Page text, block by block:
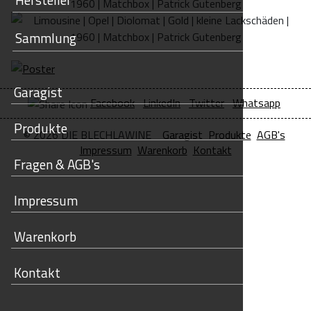
Sammlung
Garagist
Produkte
Fragen & AGB's
Impressum
Warenkorb
Kontakt
Facebook LinkedIn Twitter Whatsapp
© 2026 DIE BLECHLAWINE Garagist Produkte AGB's
Impressum Warenkorb Kontakt